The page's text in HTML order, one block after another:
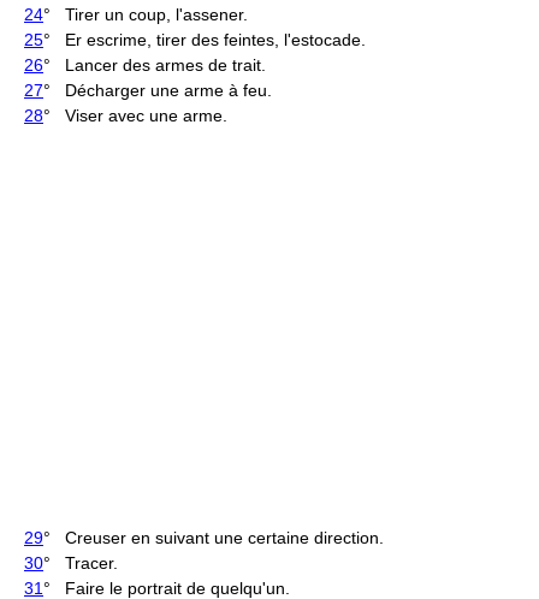
24° Tirer un coup, l'assener.
25° Er escrime, tirer des feintes, l'estocade.
26° Lancer des armes de trait.
27° Décharger une arme à feu.
28° Viser avec une arme.
29° Creuser en suivant une certaine direction.
30° Tracer.
31 ° Faire le portrait de quelqu'un.